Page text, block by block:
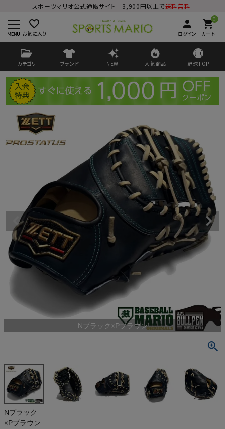
スポーツマリオ公式通販サイト 3,900円以上で送料無料
favorite_border
お気に入り
person
ログイン
0
shopping_cart
カート
カテゴリ ブランド NEW 人気商品 野球TOP
ログイン
ようこそ ゲスト 様
商品が見つからない方はこちら
最近閲覧した商品
ナル プロス
テイタス 硬
式用ファース
トミット 一塁
手用 633型
一般 高校野
球対応 Nブラ
(税込)
On
Nブラック×Pブラウン
Nブラック
×Pブラウン